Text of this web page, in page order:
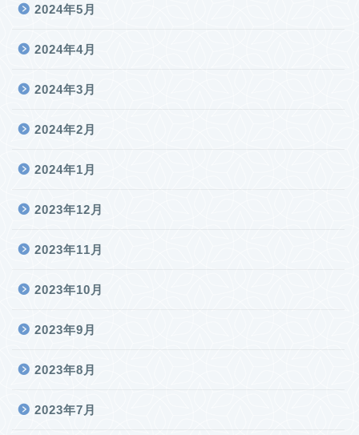
2024年5月
2024年4月
2024年3月
2024年2月
2024年1月
2023年12月
2023年11月
2023年10月
2023年9月
2023年8月
2023年7月